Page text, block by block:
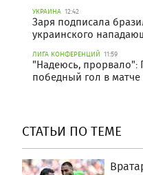
УКРАИНА 12:42
Заря подписала
украинского
ЛИГА КОНФЕРЕНЦИЙ 11:59
"Надеюсь,
победный гол в
СТАТЬИ ПО ТЕМЕ